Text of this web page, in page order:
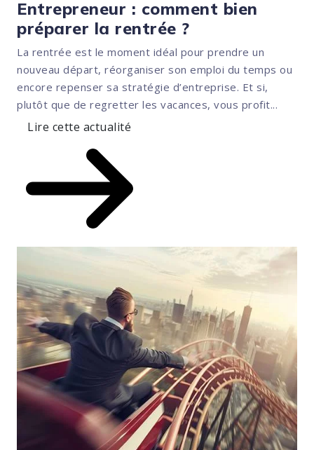
Entrepreneur : comment bien
préparer la rentrée ?
La rentrée est le moment idéal pour prendre un
nouveau départ, réorganiser son emploi du temps ou
encore repenser sa stratégie d’entreprise. Et si,
plutôt que de regretter les vacances, vous profit...
Lire cette actualité